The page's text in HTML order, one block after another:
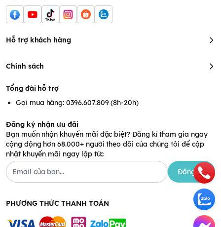
Nổi bật với nhiều tính năng nổi trội
tích hợp 2 máy vào một
thường.
ĐỘNG/ BẢO QUẢ
Máy thứ hai (bên trái – R): MÁY ĐUN & HÂM NƯỚC PHA SỮA
Công dụng máy đa năng điện tử Multimax 8
Hỗ trợ khách hàng
Chính sách
Tổng đài hỗ trợ
Gọi mua hàng: 0396.607.809 (8h-20h)
Đăng ký nhận ưu đãi
Bạn muốn nhận khuyến mãi đặc biệt? Đăng kí tham gia ngay
cộng động hơn 68.000+ người theo dõi của chúng tôi để cập
nhật khuyến mãi ngay lập tức
Đăng ký
PHƯƠNG THỨC THANH TOÁN